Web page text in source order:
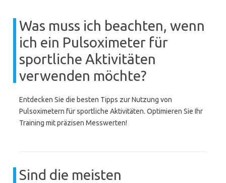
Was muss ich beachten, wenn
ich ein Pulsoximeter für
sportliche Aktivitäten
verwenden möchte?
Entdecken Sie die besten Tipps zur Nutzung von
Pulsoximetern für sportliche Aktivitäten. Optimieren Sie Ihr
Training mit präzisen Messwerten!
Sind die meisten